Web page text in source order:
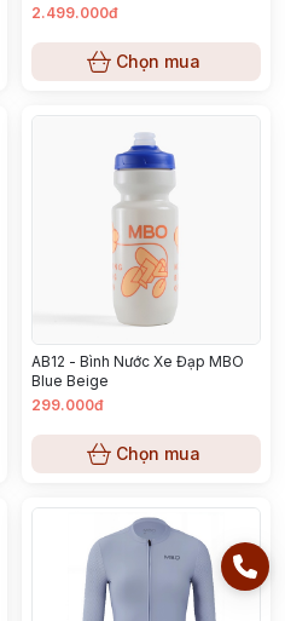
2.499.000đ
Chọn mua
AB12 - Bình Nước Xe Đạp MBO
Blue Beige
299.000đ
Chọn mua